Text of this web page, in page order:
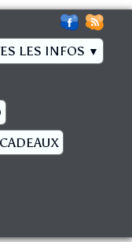
LES INFOS ▼